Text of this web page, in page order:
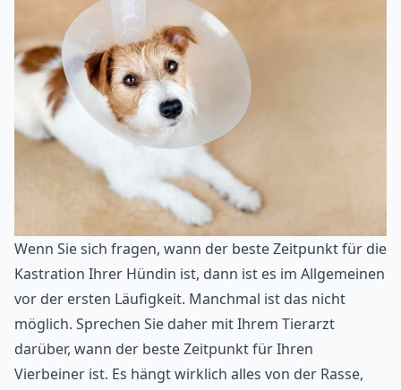
Wenn Sie sich fragen, wann der beste Zeitpunkt für die
Kastration Ihrer Hündin ist, dann ist es im Allgemeinen
vor der ersten Läufigkeit. Manchmal ist das nicht
möglich. Sprechen Sie daher mit Ihrem Tierarzt
darüber, wann der beste Zeitpunkt für Ihren
Vierbeiner ist. Es hängt wirklich alles von der Rasse,